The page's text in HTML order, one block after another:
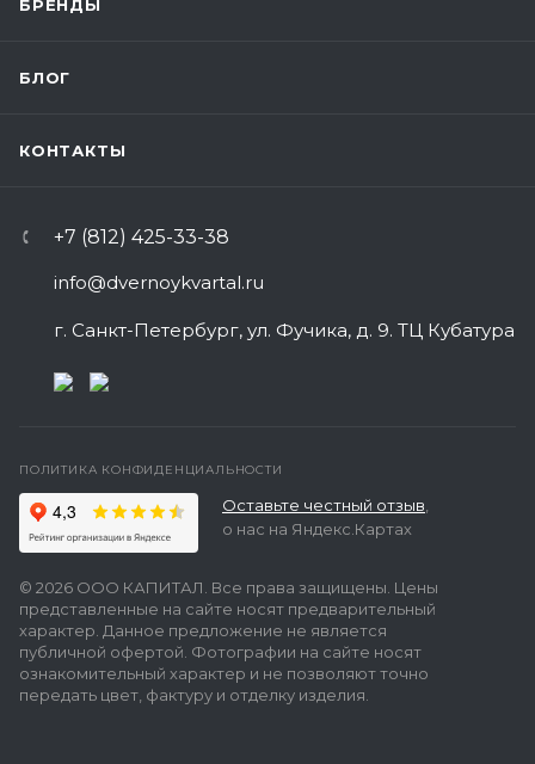
БРЕНДЫ
БЛОГ
КОНТАКТЫ
+7 (812) 425-33-38
info@dvernoykvartal.ru
г. Санкт-Петербург, ул. Фучика, д. 9. ТЦ Кубатура
ПОЛИТИКА КОНФИДЕНЦИАЛЬНОСТИ
Оставьте честный отзыв
о нас на Яндекс.Картах
© 2026 ООО КАПИТАЛ. Все права защищены. Цены
представленные на сайте носят предварительный
характер. Данное предложение не является
публичной офертой. Фотографии на сайте носят
ознакомительный характер и не позволяют точно
передать цвет, фактуру и отделку изделия.